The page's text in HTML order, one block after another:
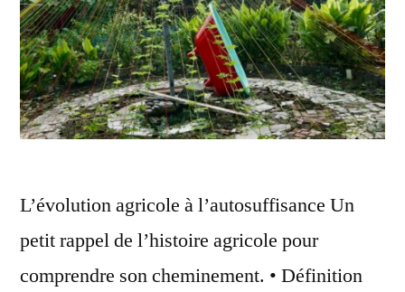
L’évolution agricole à l’autosuffisance Un
petit rappel de l’histoire agricole pour
comprendre son cheminement. • Définition